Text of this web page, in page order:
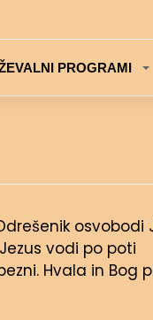
PROGRAMI
osvobodi
vodi po poti
Hvala in Bog